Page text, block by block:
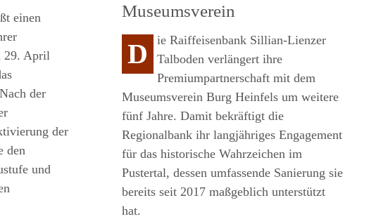
einen
29. April
der
der
den
und
Museumsverein
D
ie Raiffeisenbank Sillian-Lienzer
Talboden verlängert ihre
Premiumpartnerschaft mit dem
Museumsverein Burg Heinfels um weitere
fünf Jahre. Damit bekräftigt die
Regionalbank ihr langjähriges Engagement
für das historische Wahrzeichen im
Pustertal, dessen umfassende Sanierung sie
bereits seit 2017 maßgeblich unterstützt
hat.